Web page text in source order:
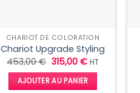
CHARIOT DE COLORATION
Chariot Upgrade Styling
453,00€ Le
prix
initial
était :
315,00 €Le
actuel
est :
HT
AJOUTER AU PANIER